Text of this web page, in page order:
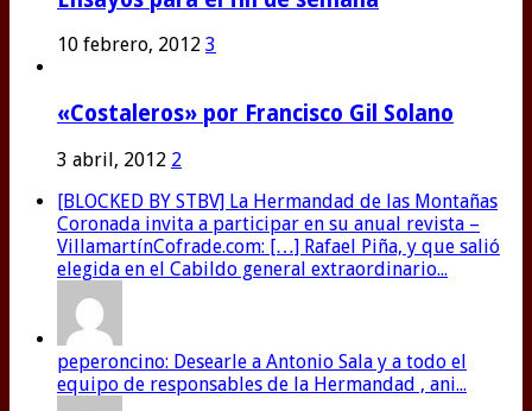
10 febrero, 2012 3
«Costaleros» por Francisco Gil Solano
3 abril, 2012 2
[BLOCKED BY STBV] La Hermandad de las Montañas
Coronada invita a participar en su anual revista –
VillamartínCofrade.com: […] Rafael Piña, y que salió
elegida en el Cabildo general extraordinario...
peperoncino: Desearle a Antonio Sala y a todo el
equipo de responsables de la Hermandad , ani...